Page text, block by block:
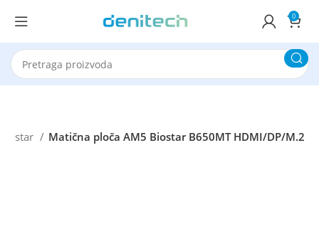
0
Matična ploča AM5 Biostar B650MT HDMI/DP/M.2